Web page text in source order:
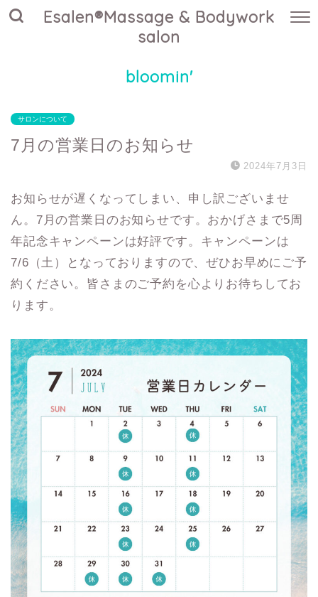
Esalen®Massage & Bodywork
salon
bloomin'
サロンについて
7月の営業日のお知らせ
2024年7月3日
お知らせが遅くなってしまい、申し訳ございませ
ん。7月の営業日のお知らせです。おかげさまで5周
年記念キャンペーンは好評です。キャンペーンは
7/6（土）となっておりますので、ぜひお早めにご予
約ください。皆さまのご予約を心よりお待ちしてお
ります。